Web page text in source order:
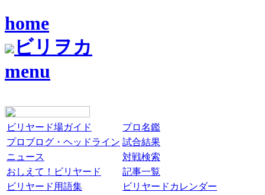
home
ビリヲカ
menu
ビリヤード場ガイド
プロ名鑑
プロブログ・ヘッドライン 試合結果
ニュース
対戦検索
おしえて！ビリヤード
記事一覧
ビリヤード用語集
ビリヤードカレンダー